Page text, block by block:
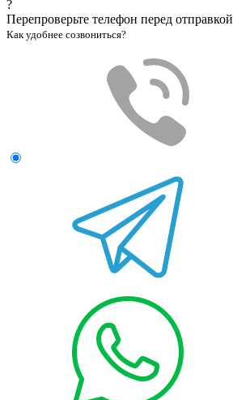
?
Перепроверьте телефон перед отправкой
Как удобнее созвониться?